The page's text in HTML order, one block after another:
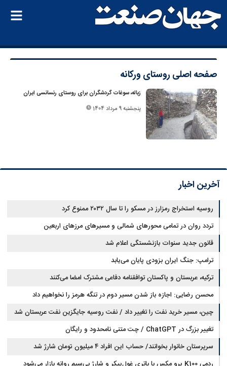
صفحه اصلی روستای ورکانه
زباله، سوغات گردشگران برای روستای رنسانسی ایران
پنجشنبه 9 مرداد 1404
آخرین اخبار
روسیه استخراج رمزارز در مسکو را تا سال ۲۰۳۲ ممنوع کرد
تردد روان در تمامی محورهای شمالی و مسیرهای مرزهای اربعین
قانون جدید سنوات بازنشستگی اعلام شد
ترامپ: جنگ ایران بزودی پایان می‌یابد
ترکیه، عربستان و پاکستان توافقنامه دفاعی مشترک امضا می‌کنند
محسن رضایی: اجازه باز شدن مسیر دوم در تنگه هرمز را نخواهیم داد
چین، مسیر خرید نفت را تغییر داد / نفت روسیه جایگزین نفت عربستان شد
تغییر بزرگ در ChatGPT / چت متنی نامحدود و رایگان
سرپرستان خانوار بخوانند/ حساب این افراد ۴ میلیون تومان شارژ شد